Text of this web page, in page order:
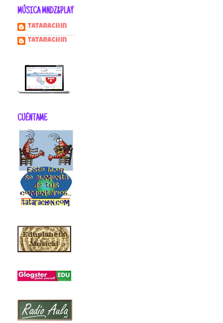
MÚSICA MNDZ&PLAY
Tatarachin
tatarachin
CUÉNTAME